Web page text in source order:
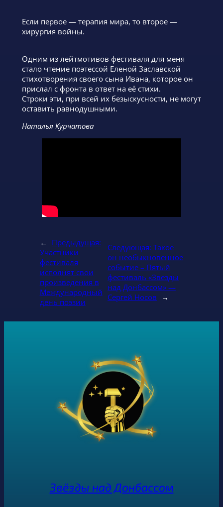
Если первое — терапия мира, то второе —
хирургия войны.
Одним из лейтмотивов фестиваля для меня
стало чтение поэтессой Еленой Заславской
стихотворения своего сына Ивана, которое он
прислал с фронта в ответ на её стихи.
Строки эти, при всей их безыскусности, не могут
оставить равнодушными.
Наталья Курчатова
←
Предыдущая:
Участники
фестиваля
исполнят свои
произведения в
Международный
день поэзии
Следующая:Такое
он необыкновенное
событие – Пятый
фестиваль «Звезды
над Донбассом» —
Сергей Носов
→
Звёзды над Донбассом